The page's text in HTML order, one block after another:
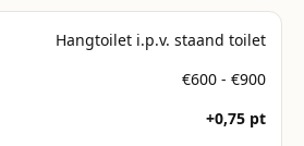
Hangtoilet i.p.v. staand toilet
€600 - €900
+0,75 pt